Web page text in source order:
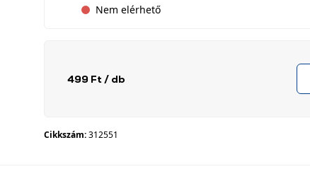
Nem elérhető
499 Ft / db
Cikkszám:312551